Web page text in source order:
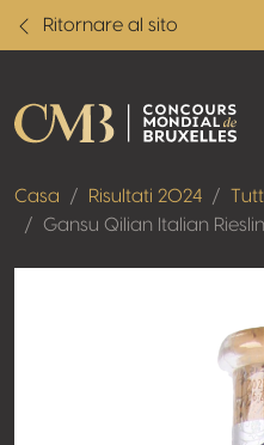
Ritornare al sito
Casa Risultati 2024
Gansu Qilian Italian